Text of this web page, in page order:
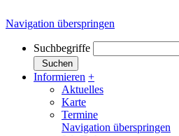
Navigation überspringen
Suchbegriffe
Suchen
Informieren +
Aktuelles
Karte
Termine
Navigation überspringen